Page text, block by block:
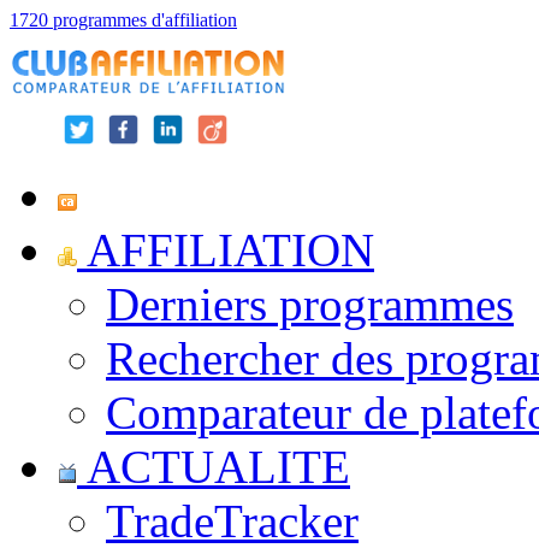
1720 programmes d'affiliation
AFFILIATION
Derniers programmes
Rechercher des
Comparateur de
ACTUALITE
TradeTracker